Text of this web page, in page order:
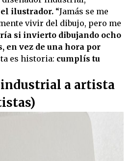
el ilustrador. “Jamás se me
vivir del dibujo, pero me
si invierto dibujando ocho
en vez de una hora por
es historia: cumplís tu
industrial a artista